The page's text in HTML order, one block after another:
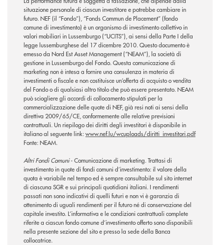
situazione personale di ciascun investitore e potrebbe cambiare in
futuro. NEF (il “Fondo”), “Fonds Commun de Placement” (fondo
comune di investimento) è un organismo di investimento collettivo in
valori mobiliari in Lussemburgo (“UCITS”), ai sensi della Parte I della
legge lussemburghese del 17 dicembre 2010. Questo documento è
emesso da Nord Est Asset Management (“NEAM”), la società di
gestione in Lussemburgo del Fondo. Questa comunicazione di
marketing non è intesa a fornire una consulenza in materia di
investimenti o fiscale e non costituisce un’offerta di acquisto o vendita
del Fondo o di qualsiasi altro titolo che può essere presentato. NEAM
può sciogliere gli accordi di collocamento stipulati per la
commercializzazione delle quote di NEF, già resi noti ai sensi della
direttiva 2009/65/CE, conformemente alle relative previsioni
contrattuali. Un riepilogo dei diritti degli investitori è disponibile in
italiano al seguente link:www.nef.lu/wcuploads/diritti_investitori.pdf
Fonte: NEAM.
Altri Fondi Comuni- Comunicazione di marketing. Trattasi di
investimento in quote di fondi comuni d’investimento: il valore della
quota è variabile nel tempo ed è sempre consultabile sul sito internet
di ciascuna SGR e sui principali quotidiani italiani. I rendimenti
passati non sono indicativi di quelli futuri e non vi è garanzia di
ottenimento di uguali rendimenti per il futuro né di conservazione del
capitale investito. L’informativa e le condizioni contrattuali complete
riferite a ciascun fondo comune d’investimento offerto sono disponibili
nella presente sezione del sito e presso la sede della Banca
collocatrice.